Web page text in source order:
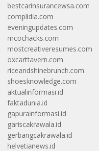
bestcarinsurancewsa.com
complidia.com
eveningupdates.com
mcochacks.com
mostcreativeresumes.com
oxcarttavern.com
riceandshinebrunch.com
shoesknowledge.com
aktualinformasi.id
faktadunia.id
gapurainformasi.id
gariscakrawala.id
gerbangcakrawala.id
helvetianews.id